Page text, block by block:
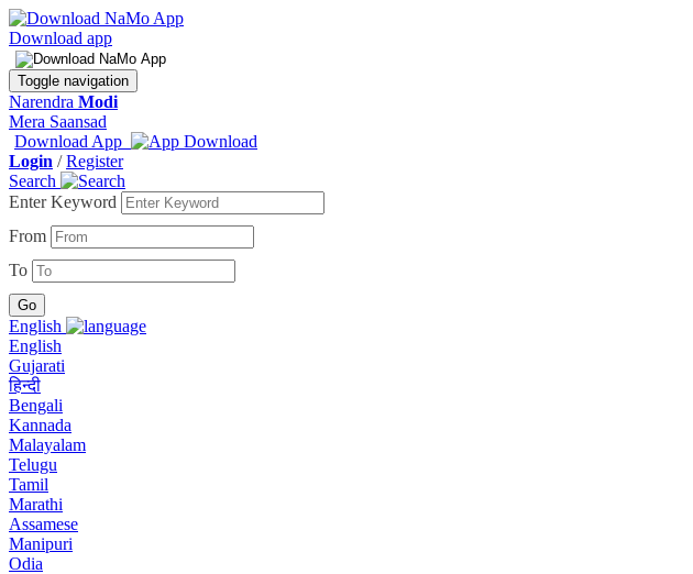
Download app
Toggle navigation
Narendra Modi
Mera Saansad
Download App
Login /Register
Search
Enter Keyword
From
To
English
English
Gujarati
हिन्दी
Bengali
Kannada
Malayalam
Telugu
Tamil
Marathi
Assamese
Manipuri
Odia